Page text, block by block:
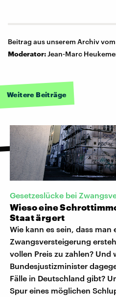
Beitrag aus unserem Archiv
Moderator:Jean-Marc
Weitere Beiträge
Gesetzeslücke bei
Wieso eine
Staat ärgert
Wie kann es sein, dass
Zwangsversteigerung
vollen Preis zu zahlen? Und
Bundesjustizminister
Fälle in Deutschland gibt?
Spur eines möglichen